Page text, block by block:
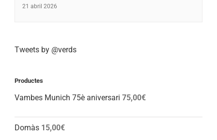
21 abril 2026
Tweets by @verds
Productes
Vambes Munich 75è aniversari 75,00€
Domàs 15,00€